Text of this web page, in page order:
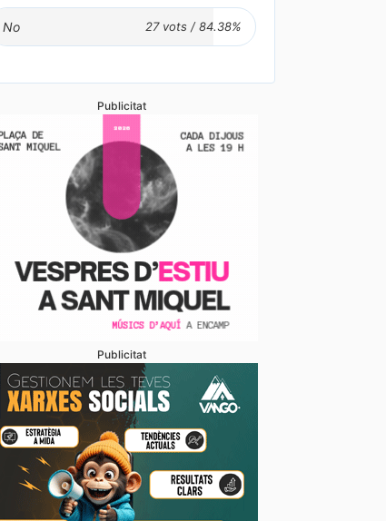
No
Publicitat
Publicitat